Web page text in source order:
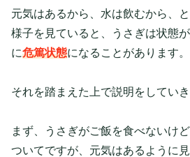
元気はあるから、水は飲むから、
様子を見ていると、うさぎは状態
に危篤状態になることがあります。
それを踏まえた上で説明をしていき
まず、うさぎがご飯を食べないけ
ついてですが、元気はあるように